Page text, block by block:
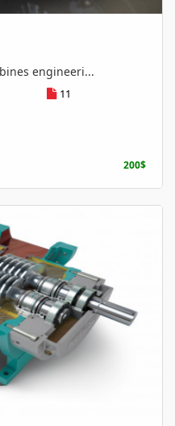
engineeri...
11
200$